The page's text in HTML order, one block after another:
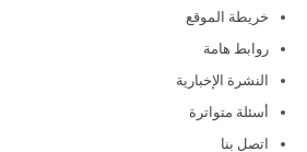
خريطة الموقع
روابط هامة
النشرة الإخبارية
أسئلة متواترة
اتصل بنا